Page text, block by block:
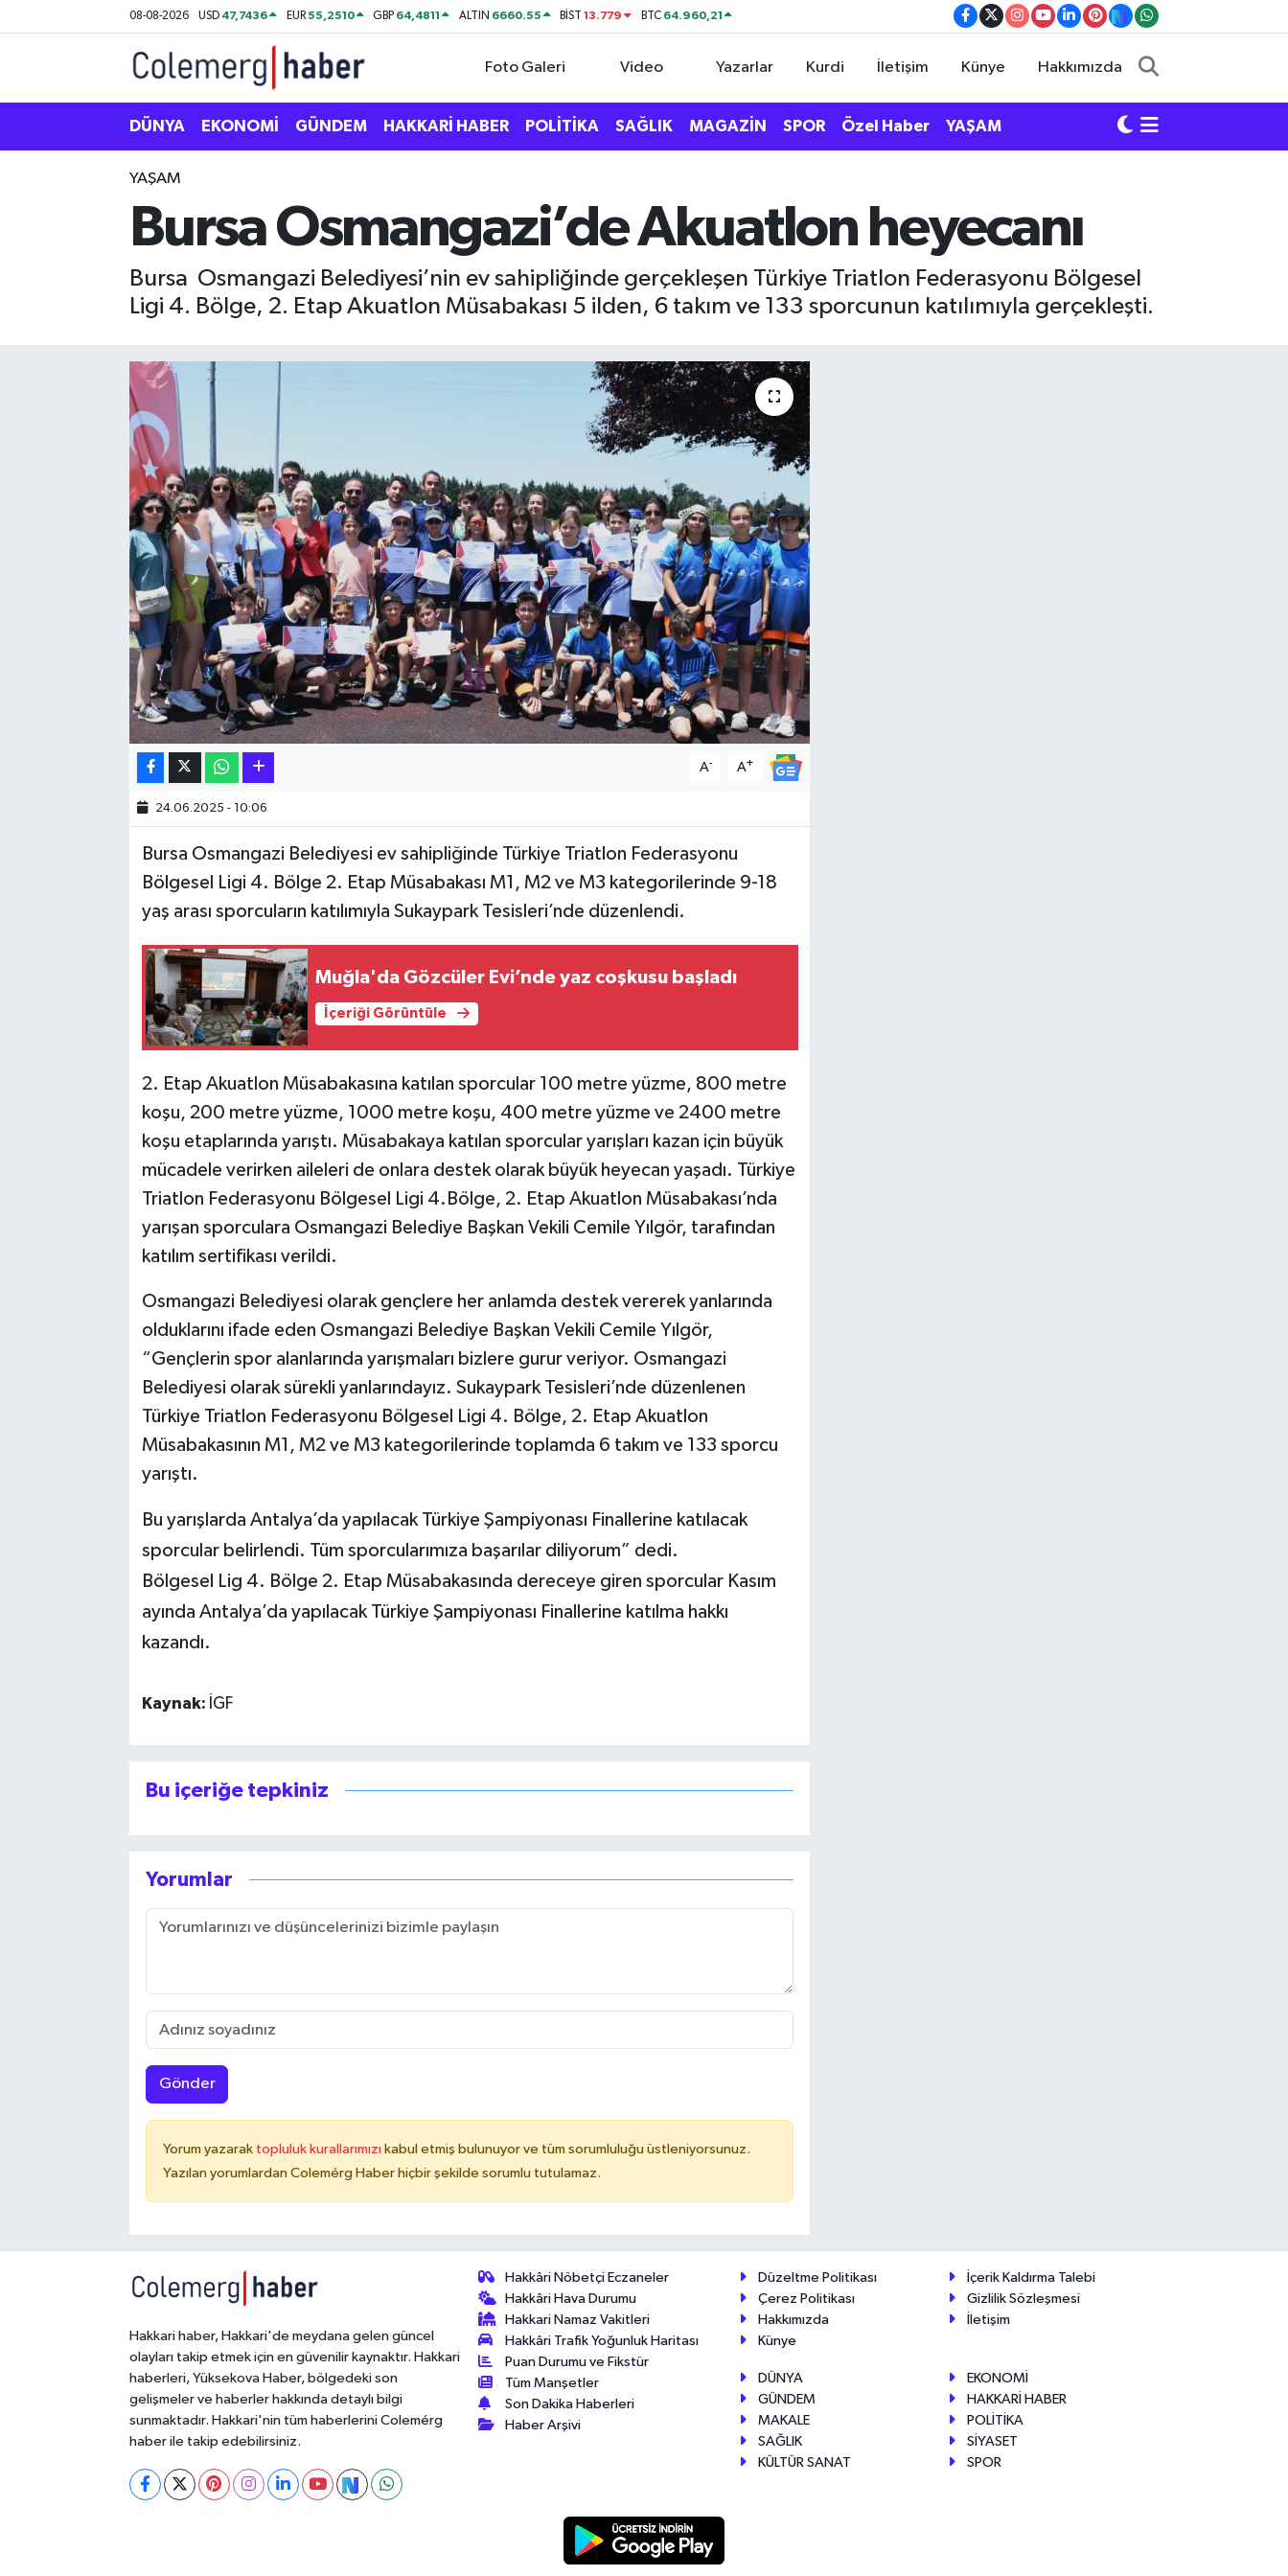
08-08-2026 USD 47,7436 EUR55,2510 GBP 64,4811 ALTIN 6660.55 BİST13.779 BTC 64.960,21
Foto Galeri Video Yazarlar Kurdi İletişim Künye Hakkımızda
DÜNYA EKONOMİ GÜNDEM HAKKARİ HABER POLİTİKA SAĞLIK MAGAZİN SPOR Özel Haber YAŞAM
YAŞAM
Bursa Osmangazi’de Akuatlon heyecanı
Bursa Osmangazi Belediyesi’nin ev sahipliğinde gerçekleşen Türkiye Triatlon Federasyonu Bölgesel
Ligi 4. Bölge, 2. Etap Akuatlon Müsabakası 5 ilden, 6 takım ve 133 sporcunun katılımıyla gerçekleşti.
A- A+
24.06.2025 - 10:06
Bursa Osmangazi Belediyesi ev sahipliğinde Türkiye Triatlon Federasyonu
Bölgesel Ligi 4. Bölge 2. Etap Müsabakası M1, M2 ve M3 kategorilerinde 9-18
yaş arası sporcuların katılımıyla Sukaypark Tesisleri’nde düzenlendi.
Muğla'da Gözcüler Evi’nde yaz coşkusu başladı
İçeriği Görüntüle
2. Etap Akuatlon Müsabakasına katılan sporcular 100 metre yüzme, 800 metre
koşu, 200 metre yüzme, 1000 metre koşu, 400 metre yüzme ve 2400 metre
koşu etaplarında yarıştı. Müsabakaya katılan sporcular yarışları kazan için büyük
mücadele verirken aileleri de onlara destek olarak büyük heyecan yaşadı. Türkiye
Triatlon Federasyonu Bölgesel Ligi 4.Bölge, 2. Etap Akuatlon Müsabakası’nda
yarışan sporculara Osmangazi Belediye Başkan Vekili Cemile Yılgör, tarafından
katılım sertifikası verildi.
Osmangazi Belediyesi olarak gençlere her anlamda destek vererek yanlarında
olduklarını ifade eden Osmangazi Belediye Başkan Vekili Cemile Yılgör,
“Gençlerin spor alanlarında yarışmaları bizlere gurur veriyor. Osmangazi
Belediyesi olarak sürekli yanlarındayız. Sukaypark Tesisleri’nde düzenlenen
Türkiye Triatlon Federasyonu Bölgesel Ligi 4. Bölge, 2. Etap Akuatlon
Müsabakasının M1, M2 ve M3 kategorilerinde toplamda 6 takım ve 133 sporcu
yarıştı.
Bu yarışlarda Antalya’da yapılacak Türkiye Şampiyonası Finallerine katılacak
sporcular belirlendi. Tüm sporcularımıza başarılar diliyorum” dedi.
Bölgesel Lig 4. Bölge 2. Etap Müsabakasında dereceye giren sporcular Kasım
ayında Antalya’da yapılacak Türkiye Şampiyonası Finallerine katılma hakkı
kazandı.
Kaynak: İGF
Bu içeriğe tepkiniz
Yorumlar
Gönder
Yorum yazarak topluluk kurallarımızı kabul etmiş bulunuyor ve tüm sorumluluğu üstleniyorsunuz.
Yazılan yorumlardan Colemérg Haber hiçbir şekilde sorumlu tutulamaz.
Hakkari haber, Hakkari'de meydana gelen güncel
olayları takip etmek için en güvenilir kaynaktır. Hakkari
haberleri, Yüksekova Haber, bölgedeki son
gelişmeler ve haberler hakkında detaylı bilgi
sunmaktadır. Hakkari'nin tüm haberlerini Colemérg
haber ile takip edebilirsiniz.
Hakkâri Nöbetçi Eczaneler
Hakkâri Hava Durumu
Hakkari Namaz Vakitleri
Hakkâri Trafik Yoğunluk Haritası
Puan Durumu ve Fikstür
Tüm Manşetler
Son Dakika Haberleri
Haber Arşivi
Düzeltme Politikası
İçerik Kaldırma Talebi
Çerez Politikası
Gizlilik Sözleşmesi
Hakkımızda
İletişim
Künye
DÜNYA
EKONOMİ
GÜNDEM
HAKKARİ HABER
MAKALE
POLİTİKA
SAĞLIK
SİYASET
KÜLTÜR SANAT
SPOR
EKONOMİ
Hakkari Haber
İLGİNÇ HABERLER
KÜLTÜR SANAT
MAGAZİN
Hakkâri Nöbetçi Eczaneler
Hakkâri Hava Durumu
Hakkari Namaz Vakitleri
Hakkâri Trafik Yoğunluk Haritası
Süper Lig Puan Durumu ve Fikstür
Tüm Manşetler
Son Dakika Haberleri
Haber Arşivi